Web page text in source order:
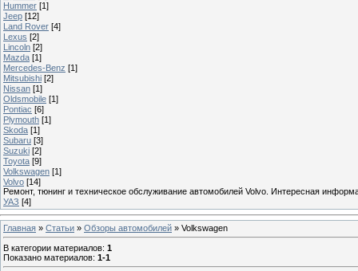
Hummer [1]
Jeep [12]
Land Rover [4]
Lexus [2]
Lincoln [2]
Mazda [1]
Mercedes-Benz [1]
Mitsubishi [2]
Nissan [1]
Oldsmobile [1]
Pontiac [6]
Plymouth [1]
Skoda [1]
Subaru [3]
Suzuki [2]
Toyota [9]
Volkswagen [1]
Volvo [14]
Ремонт, тюнинг и техническое обслуживание автомобилей Volvo. Интересная
УАЗ [4]
Главная » Статьи » Обзоры автомобилей » Volkswagen
В категории материалов: 1
Показано материалов: 1-1